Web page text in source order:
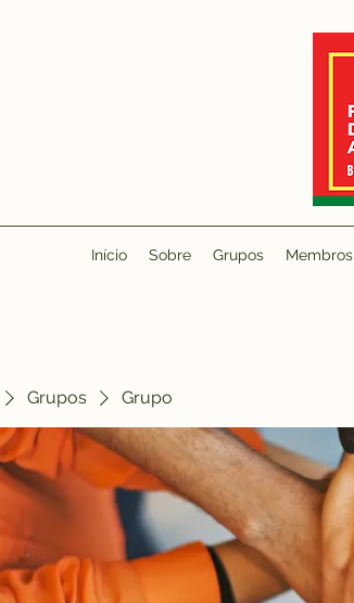
Início Sobre Grupos Membros
Grupos Grupo